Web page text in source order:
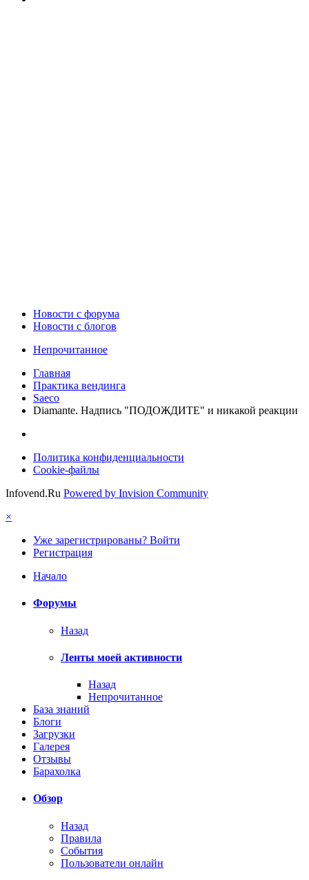
Новости c форума
Новости с блогов
Непрочитанное
Главная
Практика вендинга
Saeco
Diamante. Надпись "ПОДОЖДИТЕ" и никакой реакции
Политика конфиденциальности
Cookie-файлы
Infovend.Ru Powered by Invision Community
×
Уже зарегистрированы? Войти
Регистрация
Начало
Форумы
Назад
Ленты моей активности
Назад
Непрочитанное
База знаний
Блоги
Загрузки
Галерея
Отзывы
Барахолка
Обзор
Назад
Правила
События
Пользователи онлайн